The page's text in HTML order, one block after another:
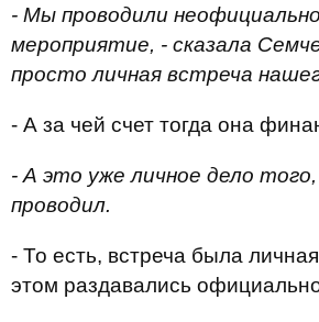
- Мы проводили
мероприятие, - сказала
просто личная встреча
- А за чей счет тогда она
- А это уже личное дело
проводил.
- То есть, встреча была
этом раздавались